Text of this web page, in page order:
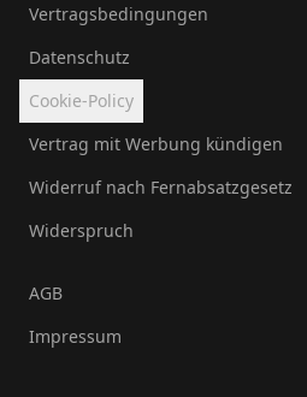
Vertragsbedingungen
Datenschutz
Cookie-Policy
Vertrag mit Werbung kündigen
Widerruf nach Fernabsatzgesetz
Widerspruch
AGB
Impressum